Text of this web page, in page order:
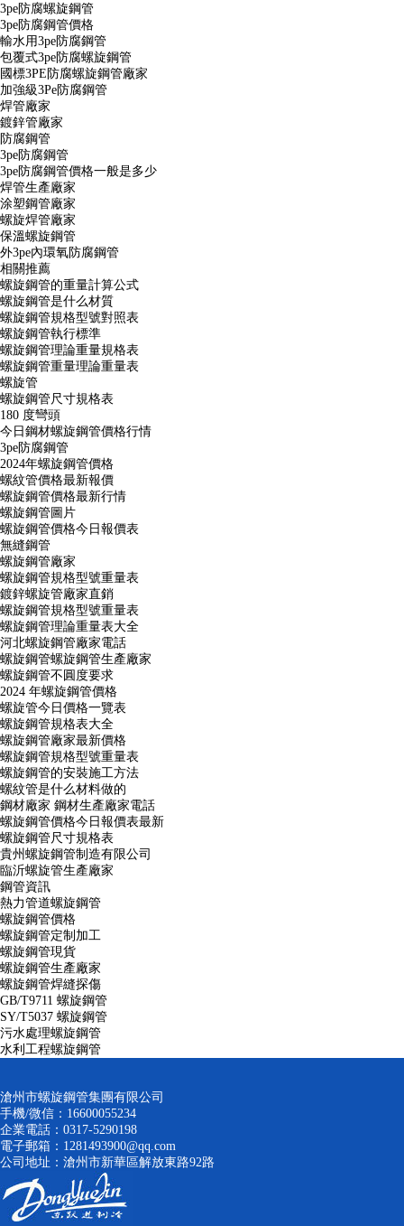
3pe防腐螺旋鋼管
3pe防腐鋼管價格
輸水用3pe防腐鋼管
包覆式3pe防腐螺旋鋼管
國標3PE防腐螺旋鋼管廠家
加強級3Pe防腐鋼管
焊管廠家
鍍鋅管廠家
防腐鋼管
3pe防腐鋼管
3pe防腐鋼管價格一般是多少
焊管生產廠家
涂塑鋼管廠家
螺旋焊管廠家
保溫螺旋鋼管
外3pe內環氧防腐鋼管
相關推薦
螺旋鋼管的重量計算公式
螺旋鋼管是什么材質
螺旋鋼管規格型號對照表
螺旋鋼管執行標準
螺旋鋼管理論重量規格表
螺旋鋼管重量理論重量表
螺旋管
螺旋鋼管尺寸規格表
180 度彎頭
今日鋼材螺旋鋼管價格行情
3pe防腐鋼管
2024年螺旋鋼管價格
螺紋管價格最新報價
螺旋鋼管價格最新行情
螺旋鋼管圖片
螺旋鋼管價格今日報價表
無縫鋼管
螺旋鋼管廠家
螺旋鋼管規格型號重量表
鍍鋅螺旋管廠家直銷
螺旋鋼管規格型號重量表
螺旋鋼管理論重量表大全
河北螺旋鋼管廠家電話
螺旋鋼管螺旋鋼管生產廠家
螺旋鋼管不圓度要求
2024 年螺旋鋼管價格
螺旋管今日價格一覽表
螺旋鋼管規格表大全
螺旋鋼管廠家最新價格
螺旋鋼管規格型號重量表
螺旋鋼管的安裝施工方法
螺紋管是什么材料做的
鋼材廠家 鋼材生產廠家電話
螺旋鋼管價格今日報價表最新
螺旋鋼管尺寸規格表
貴州螺旋鋼管制造有限公司
臨沂螺旋管生產廠家
鋼管資訊
熱力管道螺旋鋼管
螺旋鋼管價格
螺旋鋼管定制加工
螺旋鋼管現貨
螺旋鋼管生產廠家
螺旋鋼管焊縫探傷
GB/T9711 螺旋鋼管
SY/T5037 螺旋鋼管
污水處理螺旋鋼管
水利工程螺旋鋼管
滄州市螺旋鋼管集團有限公司
手機/微信：16600055234
企業電話：0317-5290198
電子郵箱：1281493900@qq.com
公司地址：滄州市新華區解放東路92路